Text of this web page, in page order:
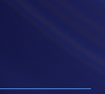
请人必须为
员查询。
报名）及个